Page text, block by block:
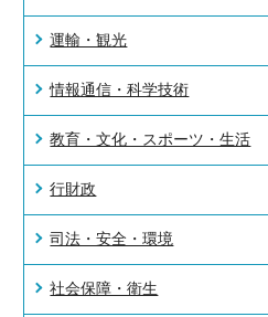
運輸・観光
情報通信・科学技術
教育・文化・スポーツ・生活
行財政
司法・安全・環境
社会保障・衛生